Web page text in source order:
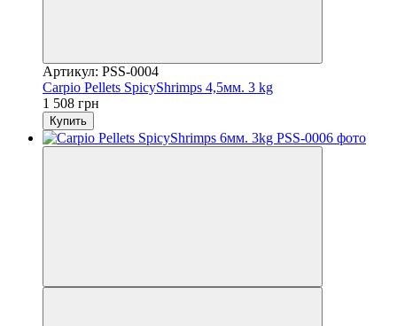
Артикул: PSS-0004
Carpio Pellets SpicyShrimps 4,5мм. 3 kg
1 508 грн
Купить